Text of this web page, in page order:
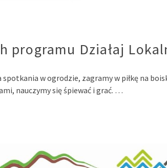
programu Działaj
w ogrodzie, zagramy w piłkę na
nauczymy się śpiewać i grać. …